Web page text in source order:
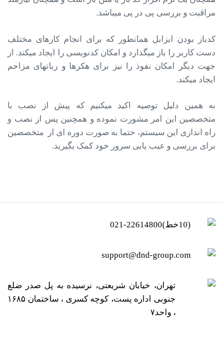
مراقبت و بررسی پی­ در ­پی می­باشد.
کدباز بودن ایزابل همانطور که برای انجام کارهای مختلف
دست کاربر را باز می­گذارد و امکان کدنویسی را ایجاد میکند. از
جهت دیگر امکان نفوذ را نیز برای هکرها و ربات­های مزاحم
ایجاد می­کند.
به همین دلیل توصیه­ اکید می­کنیم که پیش از نصب با
متخصصین این امر مشورت نموده و همچنین پس از نصب و
راه ­اندازی این سیستم، حتما به صورت دوره ­ای از متخصصین
برای بررسی و عیب ­یابی سرور خود کمک بگیرید.
(10خط)22614800-021
support@dnd-group.com
تهران، خیابان شریعتی، نرسیده به پل صدر ضلع
جنوبی اداره پست، کوچه کسری ، ساختمان ۱۶۸۵
، واحد۷